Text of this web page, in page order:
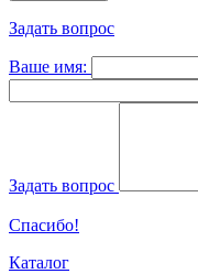
Задать вопрос
Ваше имя:
Задать вопрос
Спасибо!
Каталог